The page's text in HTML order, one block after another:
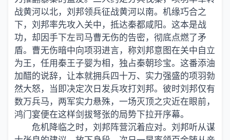
战黄河以北，刘邦领兵征战黄河以南。机缘巧合之
下，刘邦率先攻入关中，抵达秦都咸阳。这本是战
功，却因手下左司马曹无伤的告密，彻底点燃了矛
盾。曹无伤暗中向项羽进言，称刘邦意图在关中自立
为王，任用秦王子婴为相，独占秦朝珍宝。这番添油
加醋的说辞，让本就拥兵四十万、实力强盛的项羽勃
然大怒，当即决定次日发兵攻打刘邦。彼时刘邦仅有
数万兵马，两军实力悬殊，一场灭顶之灾近在眼前，
鸿门宴便在这样剑拔弩张的局势下拉开序幕。
危机降临之时，刘邦阵营沉着应对。刘邦听从谋